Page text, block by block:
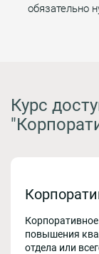
обязательно
Курс
повышения
отдела или